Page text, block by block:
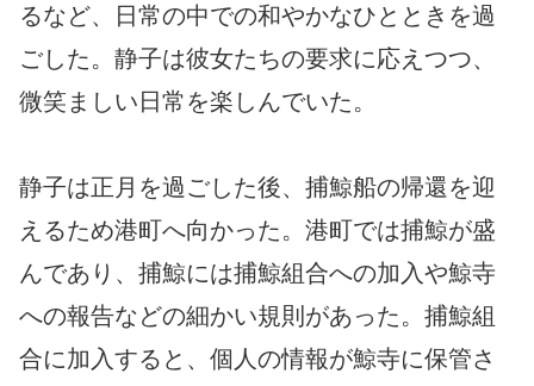
るなど、日常の中での和やかなひとときを過
ごした。静子は彼女たちの要求に応えつつ、
微笑ましい日常を楽しんでいた。
静子は正月を過ごした後、捕鯨船の帰還を迎
えるため港町へ向かった。港町では捕鯨が盛
んであり、捕鯨には捕鯨組合への加入や鯨寺
への報告などの細かい規則があった。捕鯨組
合に加入すると、個人の情報が鯨寺に保管さ